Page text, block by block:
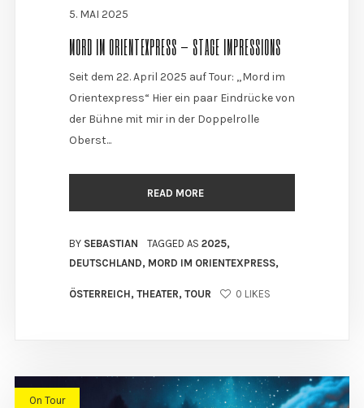
5. MAI 2025
MORD IM ORIENTEXPRESS – STAGE IMPRESSIONS
Seit dem 22. April 2025 auf Tour: „Mord im
Orientexpress“ Hier ein paar Eindrücke von
der Bühne mit mir in der Doppelrolle
Oberst...
READ MORE
BY SEBASTIAN TAGGED AS 2025,
DEUTSCHLAND, MORD IM ORIENTEXPRESS,
ÖSTERREICH, THEATER, TOUR 0 LIKES
On Tour